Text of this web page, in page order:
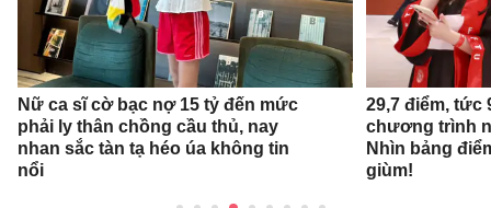
Nữ ca sĩ cờ bạc nợ 15 tỷ đến mức
phải ly thân chồng cầu thủ, nay
nhan sắc tàn tạ héo úa không tin
nổi
29,7 điểm, tức
chương trình
Nhìn bảng
giùm!